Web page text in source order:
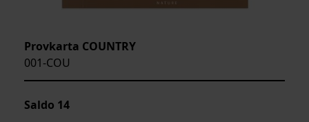
Provkarta COUNTRY
001-COU
Saldo 14